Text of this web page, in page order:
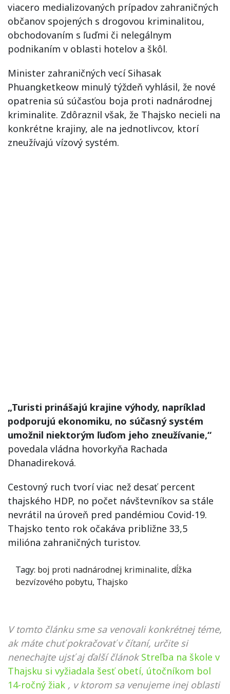
viacero medializovaných prípadov zahraničných
občanov spojených s drogovou kriminalitou,
obchodovaním s ľuďmi či nelegálnym
podnikaním v oblasti hotelov a škôl.
Minister zahraničných vecí Sihasak
Phuangketkeow minulý týždeň vyhlásil, že nové
opatrenia sú súčasťou boja proti nadnárodnej
kriminalite. Zdôraznil však, že Thajsko necieli na
konkrétne krajiny, ale na jednotlivcov, ktorí
zneužívajú vízový systém.
„Turisti prinášajú krajine výhody, napríklad
podporujú ekonomiku, no súčasný systém
umožnil niektorým ľuďom jeho zneužívanie,“
povedala vládna hovorkyňa Rachada
Dhanadireková.
Cestovný ruch tvorí viac než desať percent
thajského HDP, no počet návštevníkov sa stále
nevrátil na úroveň pred pandémiou Covid-19.
Thajsko tento rok očakáva približne 33,5
milióna zahraničných turistov.
Tagy: boj proti nadnárodnej kriminalite, dĺžka
bezvízového pobytu, Thajsko
V tomto článku sme sa venovali konkrétnej téme,
ak máte chuť pokračovať v čítaní, určite si
nenechajte ujsť aj ďalší článok Streľba na škole v
Thajsku si vyžiadala šesť obetí, útočníkom bol
14-ročný žiak , v ktorom sa venujeme inej oblasti